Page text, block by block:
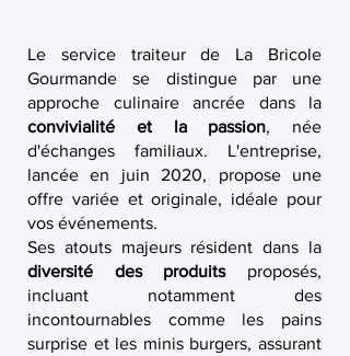
Le service traiteur de La Bricole
Gourmande se distingue par une
approche culinaire ancrée dans la
convivialité et la passion, née
d'échanges familiaux. L'entreprise,
lancée en juin 2020, propose une
offre variée et originale, idéale pour
vos événements.
Ses atouts majeurs résident dans la
diversité des produitsproposés,
incluant notamment des
incontournables comme les pains
surprise et les minis burgers, assurant